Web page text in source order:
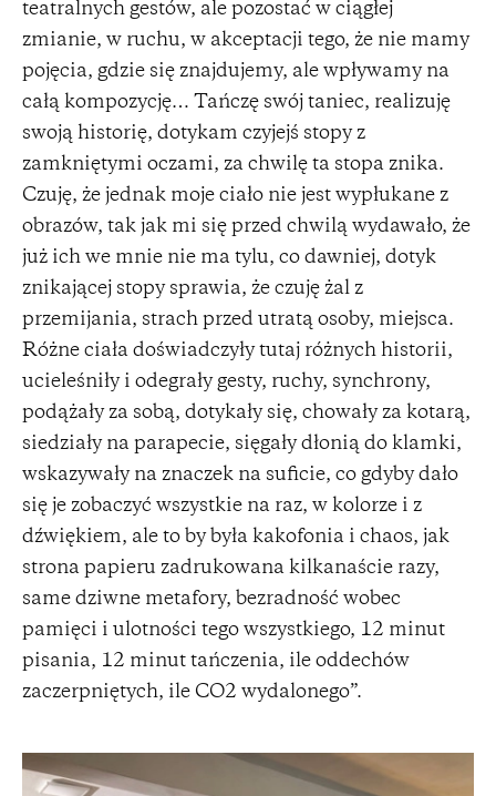
teatralnych gestów, ale pozostać w ciągłej
zmianie, w ruchu, w akceptacji tego, że nie mamy
pojęcia, gdzie się znajdujemy, ale wpływamy na
całą kompozycję… Tańczę swój taniec, realizuję
swoją historię, dotykam czyjejś stopy z
zamkniętymi oczami, za chwilę ta stopa znika.
Czuję, że jednak moje ciało nie jest wypłukane z
obrazów, tak jak mi się przed chwilą wydawało, że
już ich we mnie nie ma tylu, co dawniej, dotyk
znikającej stopy sprawia, że czuję żal z
przemijania, strach przed utratą osoby, miejsca.
Różne ciała doświadczyły tutaj różnych historii,
ucieleśniły i odegrały gesty, ruchy, synchrony,
podążały za sobą, dotykały się, chowały za kotarą,
siedziały na parapecie, sięgały dłonią do klamki,
wskazywały na znaczek na suficie, co gdyby dało
się je zobaczyć wszystkie na raz, w kolorze i z
dźwiękiem, ale to by była kakofonia i chaos, jak
strona papieru zadrukowana kilkanaście razy,
same dziwne metafory, bezradność wobec
pamięci i ulotności tego wszystkiego, 12 minut
pisania, 12 minut tańczenia, ile oddechów
zaczerpniętych, ile CO2 wydalonego”.